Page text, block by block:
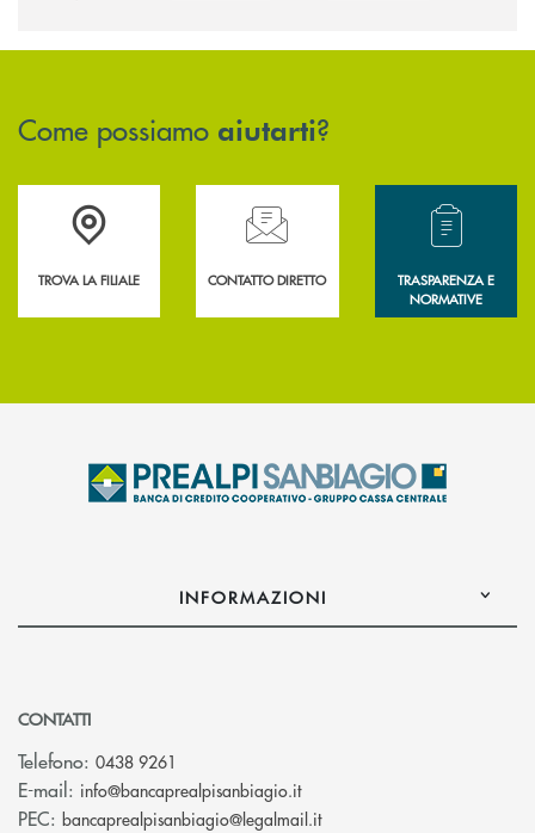
Come possiamo aiutarti?
Accedi all' elenco completo delle filiali .
TROVA LA FILIALE
Hai bisogno di assistenza immediata?
CONTATTO DIRETTO
Hai bisogno di
TRASPARENZA E
NORMATIVE
INFORMAZIONI
CONTATTI
Telefono: 0438 9261
E-mail: info@bancaprealpisanbiagio.it(si apre l’app di posta
PEC: bancaprealpisanbiagio@legalmail.it(si apre l’app di posta